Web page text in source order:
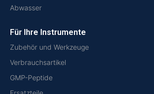
Abwasser
Für Ihre Instrumente
Zubehör und Werkzeuge
Verbrauchsartikel
GMP-Peptide